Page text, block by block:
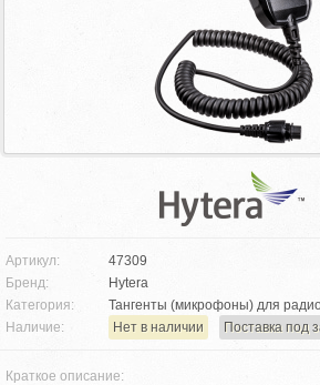
Артикул:
47309
Бренд:
Hytera
Категория:
Тангенты (микрофоны) для
Наличие:
Нет в наличии Поставка под
Краткое описание: